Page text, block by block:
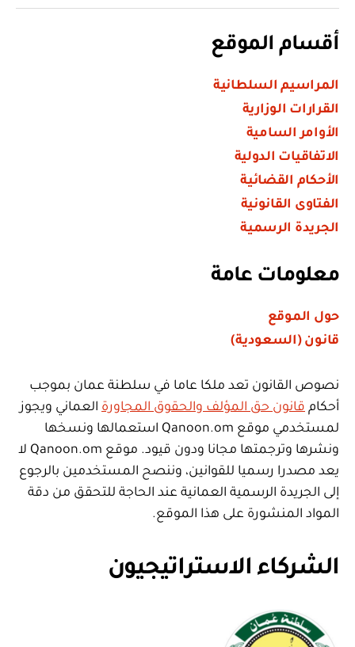
أقسام الموقع
المراسيم السلطانية
القرارات الوزارية
الأوامر السامية
الاتفاقيات الدولية
الأحكام القضائية
الفتاوى القانونية
الجريدة الرسمية
معلومات عامة
حول الموقع
قانون (السعودية)
نصوص القانون تعد ملكا عاما في سلطنة عمان بموجب
أحكام قانون حق المؤلف والحقوق المجاورة العماني ويجوز
لمستخدمي موقع Qanoon.om استعمالها ونسخها
ونشرها وترجمتها مجانا ودون قيود. موقع Qanoon.om لا
يعد مصدرا رسميا للقوانين، وننصح المستخدمين بالرجوع
إلى الجريدة الرسمية العمانية عند الحاجة للتحقق من دقة
المواد المنشورة على هذا الموقع.
الشركاء الاستراتيجيون